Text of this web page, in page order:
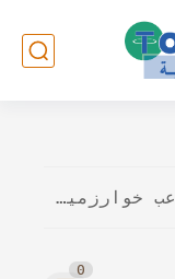
عندما تُداعب خوارزميات الذكاء الاصطناعي أوتار الإبداع: هل سيُنافس الروبوت...
0